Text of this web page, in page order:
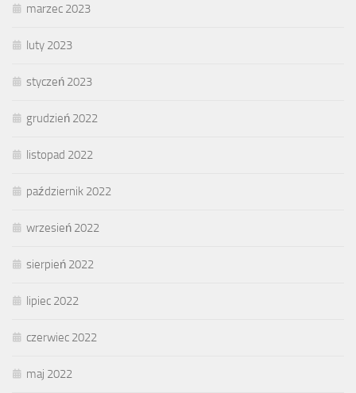
marzec 2023
luty 2023
styczeń 2023
grudzień 2022
listopad 2022
październik 2022
wrzesień 2022
sierpień 2022
lipiec 2022
czerwiec 2022
maj 2022